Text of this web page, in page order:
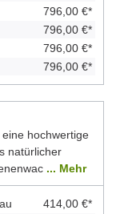
796,00 €*
796,00 €*
796,00 €*
796,00 €*
hochwertige
natürlicher
... Mehr
414,00 €*